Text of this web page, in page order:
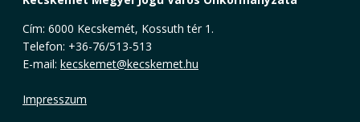
Cím: 6000 Kecskemét, Kossuth tér 1.
Telefon: +36-76/513-513
E-mail: kecskemet@kecskemet.hu
Impresszum